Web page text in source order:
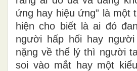
ứng hay hiệu ứng” là một
hiện cho biết là ai đó
người hấp hối hay
nặng về thể lý thì người
soi vào mắt hay một